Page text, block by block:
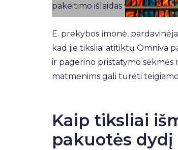
pakeitimo išlaidas verslams.
E. prekybos įmonė,
kad jie tiksliai atitiktų Omniva
ir pagerino pristatymo sėkmės
matmenims gali turėti
Kaip tiksliai
pakuotės dydį